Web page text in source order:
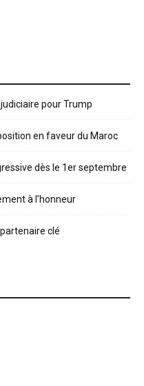
pour Trump
en faveur du Maroc
dès le 1er septembre
à l’honneur
clé